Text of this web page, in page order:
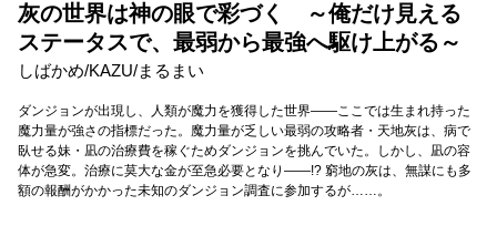
灰の世界は神の眼で彩づく ～俺だけ見える
ステータスで、最弱から最強へ駆け上がる～
しばかめ/KAZU/まるまい
ダンジョンが出現し、人類が魔力を獲得した世界――ここでは生まれ持った
魔力量が強さの指標だった。魔力量が乏しい最弱の攻略者・天地灰は、病で
臥せる妹・凪の治療費を稼ぐためダンジョンを挑んでいた。しかし、凪の容
体が急変。治療に莫大な金が至急必要となり――!? 窮地の灰は、無謀にも多
額の報酬がかかった未知のダンジョン調査に参加するが……。